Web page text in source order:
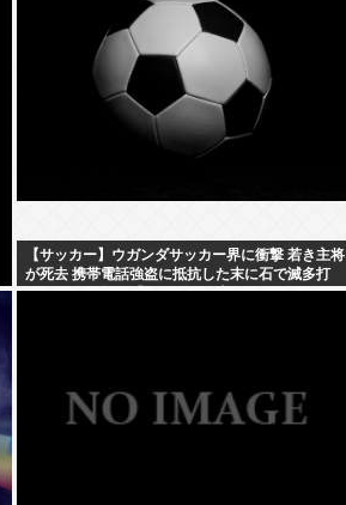
【サッカー】ウガンダサッカー界に衝撃 若き主将
が死去 携帯電話強盗に抵抗した末に石で滅多打
ち… 国民が怒り「リーダーを失った」